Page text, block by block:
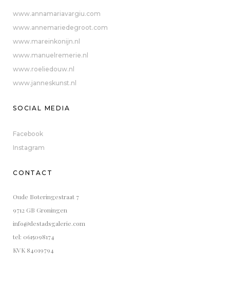
www.annamariavargiu.com
www.annemariedegroot.com
www.mareinkonijn.nl
www.manuelremerie.nl
www.roeliedouw.nl
www.janneskunst.nl
SOCIAL MEDIA
Facebook
Instagram
CONTACT
Oude Boteringestraat 7
9712 GB Groningen
info@destadsgalerie.com
tel: 0615098174
KVK 84019794